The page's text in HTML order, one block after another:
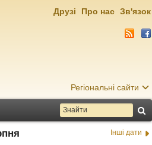
Регіональні сайти
Друзі Про нас Зв'язок
Інші дати